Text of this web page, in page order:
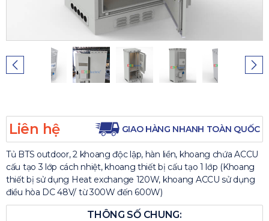
Liên hệ GIAO HÀNG NHANH TOÀN QUỐC
Tủ BTS outdoor, 2 khoang độc lập, hàn liền, khoang chứa ACCU
cấu tạo 3 lớp cách nhiệt, khoang thiết bị cấu tạo 1 lớp (Khoang
thiết bị sử dụng Heat exchange 120W, khoang ACCU sử dụng
điều hòa DC 48V/ từ 300W đến 600W)
THÔNG SỐ CHUNG: